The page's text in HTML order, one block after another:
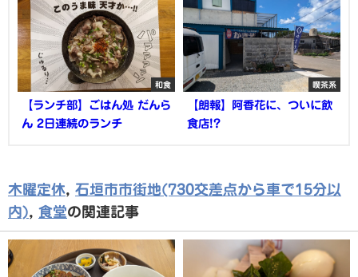
和食
【ランチ部】ごはん処 だんら
ん 2日連続のランチ
喫茶系
【朗報】阿香花に、ついに飲
食店!?
木曜定休, 石垣市市街地(730交差点から車で15分以
内), 食堂の関連記事